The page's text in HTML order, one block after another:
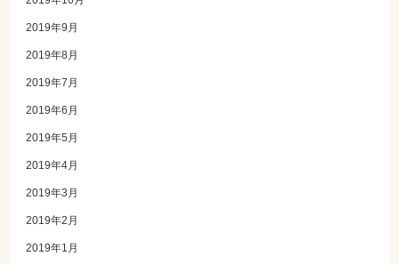
2019年9月
2019年8月
2019年7月
2019年6月
2019年5月
2019年4月
2019年3月
2019年2月
2019年1月